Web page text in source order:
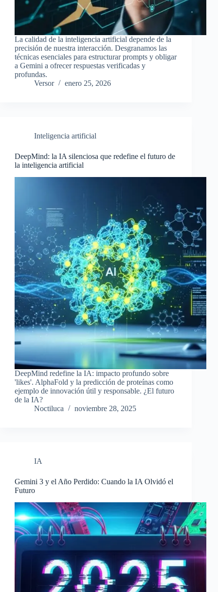
La calidad de la inteligencia artificial depende de la
precisión de nuestra interacción. Desgranamos las
técnicas esenciales para estructurar prompts y obligar
a Gemini a ofrecer respuestas verificadas y
profundas.
Versor
enero 25, 2026
Inteligencia artificial
DeepMind: la IA silenciosa que redefine el futuro de
la inteligencia artificial
DeepMind redefine la IA: impacto profundo sobre
'likes'. AlphaFold y la predicción de proteínas como
ejemplo de innovación útil y responsable. ¿El futuro
de la IA?
Noctiluca
noviembre 28, 2025
IA
Gemini 3 y el Año Perdido: Cuando la IA Olvidó el
Futuro